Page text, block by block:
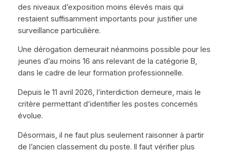
des niveaux d’exposition moins élevés mais qui
restaient suffisamment importants pour justifier une
surveillance particulière.
Une dérogation demeurait néanmoins possible pour les
jeunes d’au moins 16 ans relevant de la catégorie B,
dans le cadre de leur formation professionnelle.
Depuis le 11 avril 2026, l’interdiction demeure, mais le
critère permettant d’identifier les postes concernés
évolue.
Désormais, il ne faut plus seulement raisonner à partir
de l’ancien classement du poste. Il faut vérifier plus